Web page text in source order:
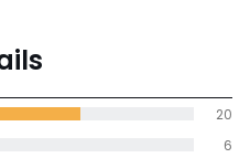
bereikt
alle landen
6
20